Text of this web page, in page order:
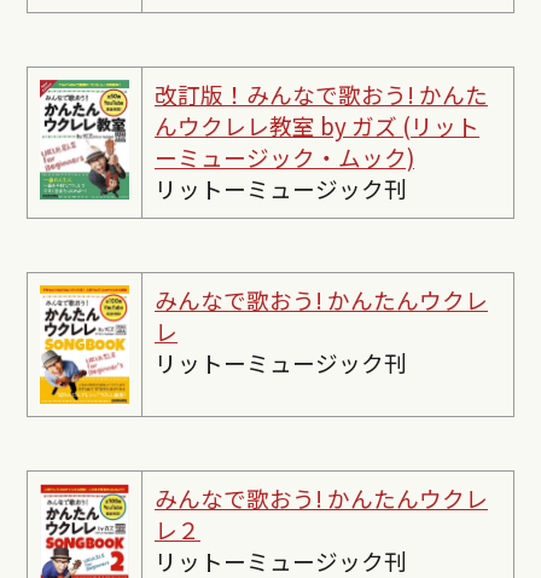
改訂版！みんなで歌おう! かんた
んウクレレ教室 by ガズ (リット
ーミュージック・ムック)
リットーミュージック刊
みんなで歌おう! かんたんウクレ
レ
リットーミュージック刊
みんなで歌おう! かんたんウクレ
レ２
リットーミュージック刊